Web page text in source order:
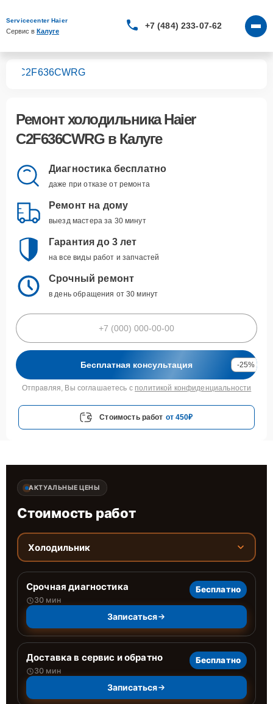
Servicecenter Haier
Сервис в Калуге
+7 (484) 233-07-62
C2F636CWRG
Ремонтхолодильника Haier
C2F636CWRGв Калуге
Диагностика бесплатно
даже при отказе от ремонта
Ремонт на дому
выезд мастера за 30 минут
Гарантия до 3 лет
на все виды работ и запчастей
Срочный ремонт
в день обращения от 30 минут
Бесплатная консультация -25%
Отправляя, Вы соглашаетесь с политикой конфиденциальности
Стоимость работ от 450₽
АКТУАЛЬНЫЕ ЦЕНЫ
Стоимость работ
Холодильник
Срочная диагностика
30 мин
Бесплатно
Записаться
Доставка в сервис и обратно
30 мин
Бесплатно
Записаться